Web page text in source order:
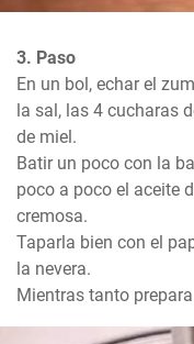
3. Paso
En un bol, echar el
la sal, las 4 cucharas
de miel.
Batir un poco con la
poco a poco el aceite
cremosa.
Taparla bien con el
la nevera.
Mientras tanto